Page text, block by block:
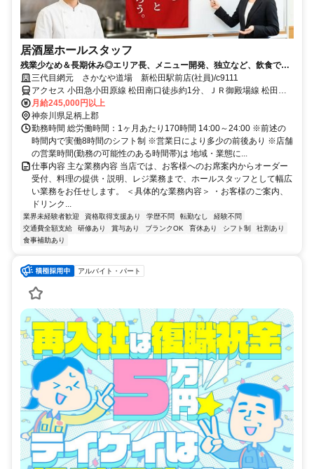
居酒屋ホールスタッフ
残業少なめ＆長期休み◎エリア長、メニュー開発、独立など、飲食でや
りたいことが叶う！未経験OK！
三代目網元 さかなや道場 新松田駅前店(社員)/c9111
アクセス 小田急小田原線 松田南口徒歩約1分、ＪＲ御殿場線 松田南
口徒歩約1分、小田急小田原線 新松田北口徒歩約1分 松田駅すぐ
月給245,000円以上
神奈川県足柄上郡
勤務時間 総労働時間：1ヶ月あたり170時間 14:00～24:00 ※前述の
時間内で実働8時間のシフト制 ※営業日により多少の前後あり ※店舗
の営業時間(勤務の可能性のある時間帯)は 地域・業態に...
仕事内容 主な業務内容 当店では、お客様へのお席案内からオーダー
受付、料理の提供・説明、レジ業務まで、ホールスタッフとして幅広
い業務をお任せします。 ＜具体的な業務内容＞ ・お客様のご案内、
ドリンク...
業界未経験者歓迎 資格取得支援あり 学歴不問 転勤なし
経験不問
交通費全額支給
研修あり 賞与あり ブランクOK 育休あり シフト制
社割あり
食事補助あり
アルバイト・パート